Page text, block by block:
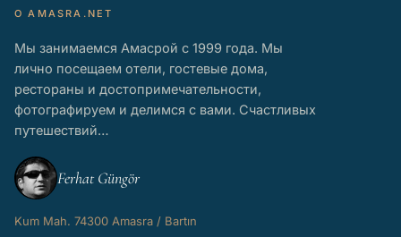
О AMASRA.NET
Мы занимаемся Амасрой с 1999 года. Мы
лично посещаем отели, гостевые дома,
рестораны и достопримечательности,
фотографируем и делимся с вами. Счастливых
путешествий…
Ferhat Güngör
Kum Mah. 74300 Amasra / Bartın